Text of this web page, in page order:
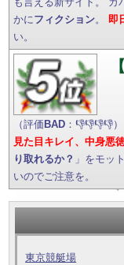
かにフィクション。即
い。
（評価BAD ：👎👎👎👎）
見た目キレイ、中身悪
り取れるか？ 」をモッ
いのでご注意を。
東京競艇場